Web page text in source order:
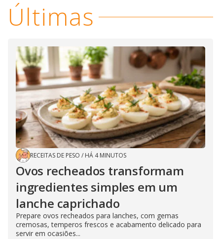
Últimas
RECEITAS DE PESO / HÁ 4 MINUTOS
Ovos recheados transformam
ingredientes simples em um
lanche caprichado
Prepare ovos recheados para lanches, com gemas
cremosas, temperos frescos e acabamento delicado para
servir em ocasiões...